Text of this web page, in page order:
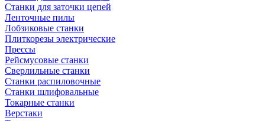
Станки для заточки цепей
Ленточные пилы
Лобзиковые станки
Плиткорезы электрические
Прессы
Рейсмусовые станки
Сверлильные станки
Станки распиловочные
Станки шлифовальные
Токарные станки
Верстаки